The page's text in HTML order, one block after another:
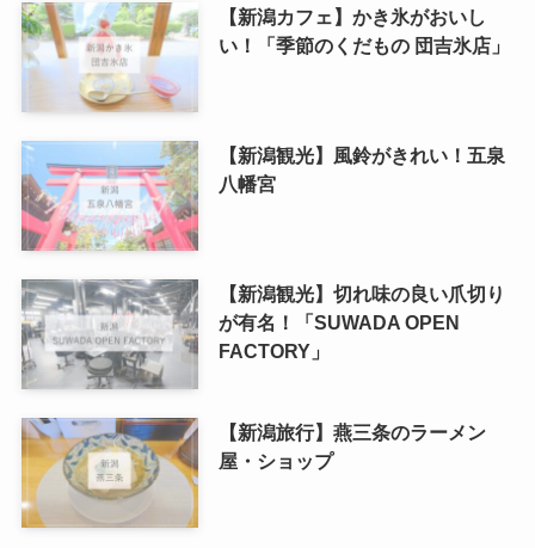
【新潟カフェ】かき氷がおいし
い！「季節のくだもの 団吉氷店」
【新潟観光】風鈴がきれい！五泉
八幡宮
【新潟観光】切れ味の良い爪切り
が有名！「SUWADA OPEN
FACTORY」
【新潟旅行】燕三条のラーメン
屋・ショップ